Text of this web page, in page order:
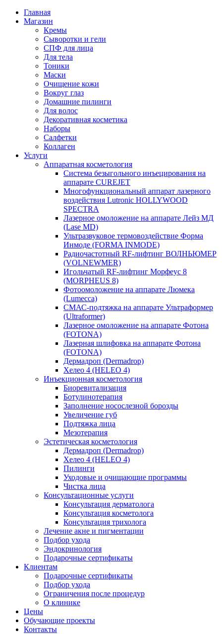
Главная
Магазин
Кремы
Сыворотки и гели
СПФ для лица
Для тела
Тоники
Маски
Очищение кожи
Вокруг глаз
Домашние пилинги
Для волос
Декоративная косметика
Наборы
Салфетки
Коллаген
Услуги
Аппаратная косметология
Система безыгольного инъецирования на
аппарате CUREJET
Многофункциональный аппарат лазерного
воздействия Lutronic HOLLYWOOD
SPECTRA
Лазерное омоложение на аппарате Лейз МД
(Lase MD)
Ультразвуковое термовоздействие Форма
Инмоде (FORMA INMODE)
Радиочастотный RF-лифтинг ВОЛНЬЮМЕР
(VOLNEWMER)
Игольчатый RF-лифтинг Морфеус 8
(MORPHEUS 8)
Фотоомоложение на аппарате Люмека
(Lumecca)
СМАС-подтяжка на аппарате Ультраформер
(Ultraformer)
Лазерное омоложение на аппарате Фотона
(FOTONA)
Лазерная шлифовка на аппарате Фотона
(FOTONA)
Дермадроп (Dermadrop)
Хелео 4 (HELEO 4)
Инъекционная косметология
Биоревитализация
Ботулинотерапия
Заполнение носослезной борозды
Увеличение губ
Подтяжка лица
Мезотерапия
Эстетическая косметология
Дермадроп (Dermadrop)
Хелео 4 (HELEO 4)
Пилинги
Уходовые и очищающие программы
Чистка лица
Консультационные услуги
Консультация дерматолога
Консультация косметолога
Консультация трихолога
Лечение акне и пигментации
Подбор ухода
Эндокринология
Подарочные сертификаты
Клиентам
Подарочные сертификаты
Подбор ухода
Ограничения после процедур
О клинике
Цены
Обучающие проекты
Контакты